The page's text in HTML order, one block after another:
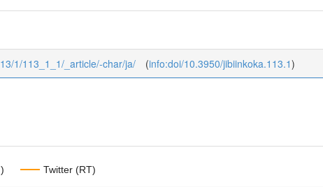
1/113_1_1/_article/-char/ja/ (info:doi/10.3950/jibiinkoka.113.1)
Twitter (RT)